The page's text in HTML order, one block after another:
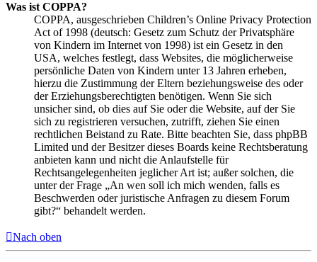
Was ist COPPA?
COPPA, ausgeschrieben Children’s Online Privacy Protection
Act of 1998 (deutsch: Gesetz zum Schutz der Privatsphäre
von Kindern im Internet von 1998) ist ein Gesetz in den
USA, welches festlegt, dass Websites, die möglicherweise
persönliche Daten von Kindern unter 13 Jahren erheben,
hierzu die Zustimmung der Eltern beziehungsweise des oder
der Erziehungsberechtigten benötigen. Wenn Sie sich
unsicher sind, ob dies auf Sie oder die Website, auf der Sie
sich zu registrieren versuchen, zutrifft, ziehen Sie einen
rechtlichen Beistand zu Rate. Bitte beachten Sie, dass phpBB
Limited und der Besitzer dieses Boards keine Rechtsberatung
anbieten kann und nicht die Anlaufstelle für
Rechtsangelegenheiten jeglicher Art ist; außer solchen, die
unter der Frage „An wen soll ich mich wenden, falls es
Beschwerden oder juristische Anfragen zu diesem Forum
gibt?“ behandelt werden.
Nach oben